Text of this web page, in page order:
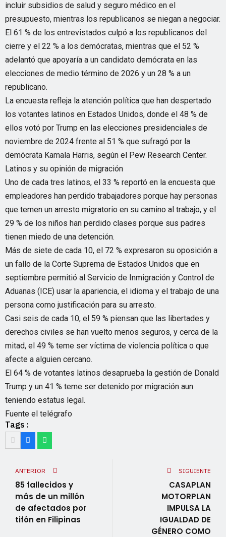
incluir subsidios de salud y seguro médico en el
presupuesto, mientras los republicanos se niegan a negociar.
El 61 % de los entrevistados culpó a los republicanos del
cierre y el 22 % a los demócratas, mientras que el 52 %
adelantó que apoyaría a un candidato demócrata en las
elecciones de medio término de 2026 y un 28 % a un
republicano.
La encuesta refleja la atención política que han despertado
los votantes latinos en Estados Unidos, donde el 48 % de
ellos votó por Trump en las elecciones presidenciales de
noviembre de 2024 frente al 51 % que sufragó por la
demócrata Kamala Harris, según el Pew Research Center.
Latinos y su opinión de migración
Uno de cada tres latinos, el 33 % reportó en la encuesta que
empleadores han perdido trabajadores porque hay personas
que temen un arresto migratorio en su camino al trabajo, y el
29 % de los niños han perdido clases porque sus padres
tienen miedo de una detención.
Más de siete de cada 10, el 72 % expresaron su oposición a
un fallo de la Corte Suprema de Estados Unidos que en
septiembre permitió al Servicio de Inmigración y Control de
Aduanas (ICE) usar la apariencia, el idioma y el trabajo de una
persona como justificación para su arresto.
Casi seis de cada 10, el 59 % piensan que las libertades y
derechos civiles se han vuelto menos seguros, y cerca de la
mitad, el 49 % teme ser víctima de violencia política o que
afecte a alguien cercano.
El 64 % de votantes latinos desaprueba la gestión de Donald
Trump y un 41 % teme ser detenido por migración aun
teniendo estatus legal.
Fuente el telégrafo
Tags :
ANTERIOR
85 fallecidos y
más de un millón
de afectados por
tifón en Filipinas
SIGUIENTE
CASAPLAN
MOTORPLAN
IMPULSA LA
IGUALDAD DE
GÉNERO COMO